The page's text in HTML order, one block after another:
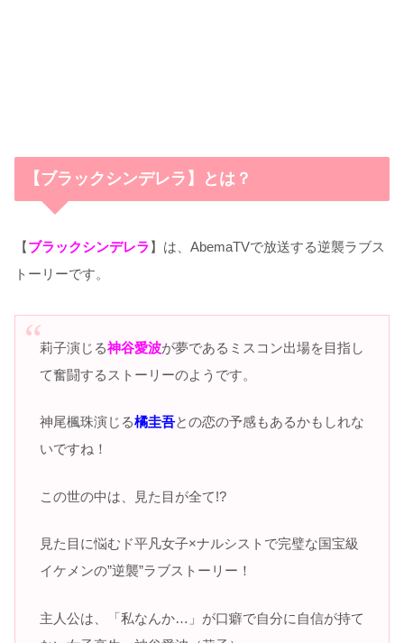
【ブラックシンデレラ】とは？
【ブラックシンデレラ】は、AbemaTVで放送する逆襲ラブス
トーリーです。
莉子演じる神谷愛波が夢であるミスコン出場を目指し
て奮闘するストーリーのようです。
神尾楓珠演じる橘圭吾との恋の予感もあるかもしれな
いですね！
この世の中は、見た目が全て!?
見た目に悩むド平凡女子×ナルシストで完璧な国宝級
イケメンの”逆襲”ラブストーリー！
主人公は、「私なんか…」が口癖で自分に自信が持て